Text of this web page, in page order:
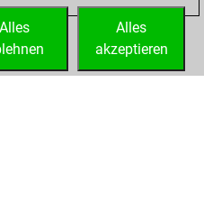
Alles
akzeptieren
Alles